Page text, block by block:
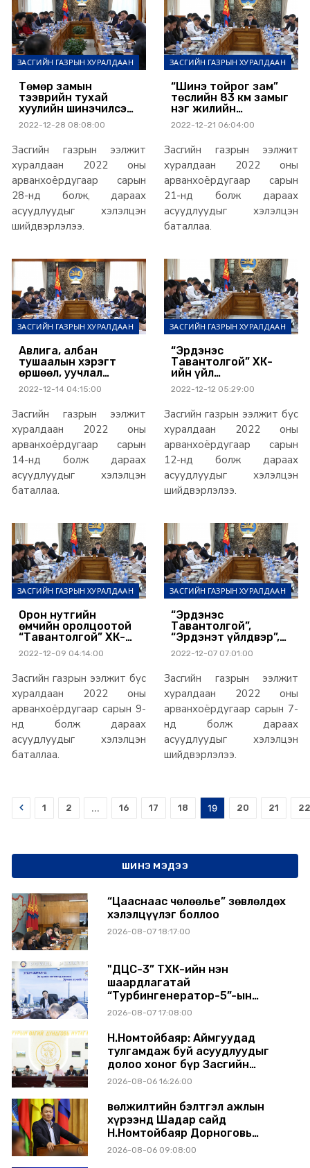
ЗАСГИЙН ГАЗРЫН ХУРАЛДААН
Төмөр замын
тээврийн тухай
хуулийн шинэчилсэн
найруулгын төслийг
УИХ-д өргөн
2022-12-28 08:08:00
Засгийн газрын ээлжит
хуралдаан 2022 оны
арванхоёрдугаар сарын
28-нд болж, дараах
асуудлуудыг хэлэлцэн
шийдвэрлэлээ.
ЗАСГИЙН ГАЗРЫН ХУРАЛДААН
“Шинэ тойрог зам”
төслийн 83 км замыг
нэг жилийн
хугацаанд барьж
байгуулна
2022-12-21 06:04:00
Засгийн газрын ээлжит
хуралдаан 2022 оны
арванхоёрдугаар сарын
21-нд болж дараах
асуудлуудыг хэлэлцэн
баталлаа.
ЗАСГИЙН ГАЗРЫН ХУРАЛДААН
Авлига, албан
тушаалын хэрэгт
өршөөл, уучлал
үзүүлэхгүй байхаар
Эрүүгийн хуулийн
нэмэлт, өөрчлөлтөд
тусгалаа
2022-12-14 04:15:00
Засгийн газрын ээлжит
хуралдаан 2022 оны
арванхоёрдугаар сарын
14-нд болж дараах
асуудлуудыг хэлэлцэн
баталлаа.
ЗАСГИЙН ГАЗРЫН ХУРАЛДААН
“Эрдэнэс
Тавантолгой” ХК-
ийн үйл
ажиллагаанд олон
улсын аудит оруулна
2022-12-12 05:29:00
Засгийн газрын ээлжит бус
хуралдаан 2022 оны
арванхоёрдугаар сарын
12-нд болж дараах
асуудлуудыг хэлэлцэн
шийдвэрлэлээ.
ЗАСГИЙН ГАЗРЫН ХУРАЛДААН
Орон нутгийн
өмчийн оролцоотой
“Тавантолгой” ХК-
ийн үйл ажиллагааг
Засгийн газрын
шууд хяналтад авч,
онцгой дэглэм
тогтоолоо
2022-12-09 04:14:00
Засгийн газрын ээлжит бус
хуралдаан 2022 оны
арванхоёрдугаар сарын 9-
нд болж дараах
асуудлуудыг хэлэлцэн
баталлаа.
ЗАСГИЙН ГАЗРЫН ХУРАЛДААН
“Эрдэнэс
Тавантолгой”,
“Эрдэнэт үйлдвэр”,
“Монголросцветмет”,
“Дарханы
төмөрлөгийн
үйлдвэр”нийт 403.9
сая ам.долларын
орлого
төвлөрүүлжээ
2022-12-07 07:01:00
Засгийн газрын ээлжит
хуралдаан 2022 оны
арванхоёрдугаар сарын 7-
нд болж дараах
асуудлуудыг хэлэлцэн
шийдвэрлэлээ.
Prev 1 2 ... 16 17 18 19 20 21 22
ШИНЭ МЭДЭЭ
“Цааснаас чөлөөлье” зөвлөлдөх
хэлэлцүүлэг боллоо
2026-08-07 18:17:00
"ДЦС-3” ТӨХК-ийн нэн
шаардлагатай
“Турбингенератор-5”-ын
шинэчлэлийн төсвийг
2026-08-07 17:08:00
Н.Номтойбаяр: Аймгуудад
тулгамдаж буй асуудлуудыг
долоо хоног бүр Засгийн
газрын хуралдаанд
2026-08-06 16:26:00
Өвөлжилтийн бэлтгэл ажлын
хүрээнд Шадар сайд
Н.Номтойбаяр Дорноговь
аймагт ажиллав
2026-08-06 09:08:00